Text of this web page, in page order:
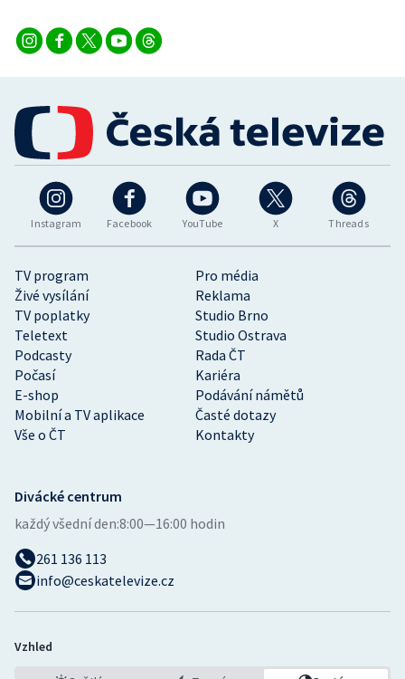
Instagram Facebook YouTube X Threads
TV program
Pro média
Živé vysílání
Reklama
TV poplatky
Studio Brno
Teletext
Studio Ostrava
Podcasty
Rada ČT
Počasí
Kariéra
E-shop
Podávání námětů
Mobilní a TV aplikace
Časté dotazy
Vše o ČT
Kontakty
Divácké centrum
každý všední den:8:00—16:00 hodin
261 136 113
info@ceskatelevize.cz
Vzhled